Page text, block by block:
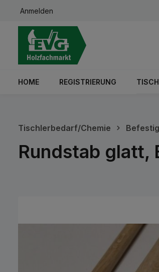
Zur Hauptnavigation springen
Anmelden
HOME REGISTRIERUNG
Tischlerbedarf/Chemie
Rundstab glatt,